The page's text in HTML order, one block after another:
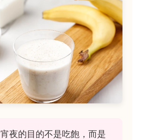
宵夜的目的不是吃飽，而是